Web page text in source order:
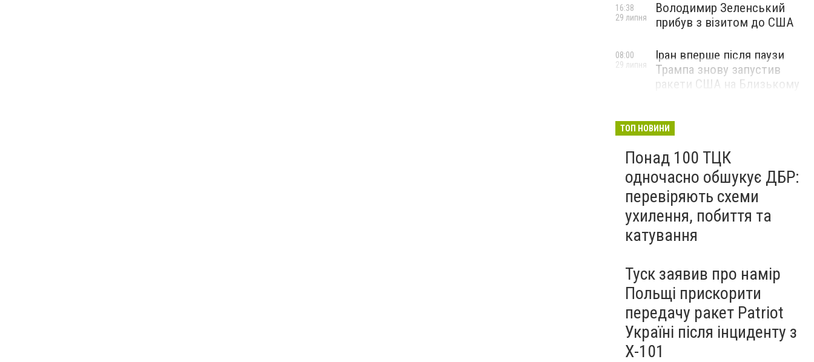
Володимир Зеленський
прибув з візитом до США
16:38
29 липня
Іран вперше після паузи
Трампа знову запустив
ракети США на Близькому
08:00
29 липня
ТОП НОВИНИ
Понад 100 ТЦК
одночасно обшукує ДБР:
перевіряють схеми
ухилення, побиття та
катування
Туск заявив про намір
Польщі прискорити
передачу ракет Patriot
Україні після інциденту з
Х-101